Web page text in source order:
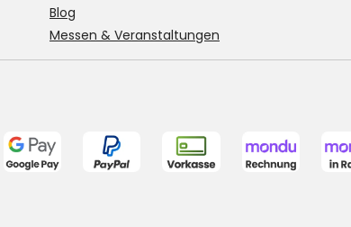
Blog
Messen & Veranstaltungen